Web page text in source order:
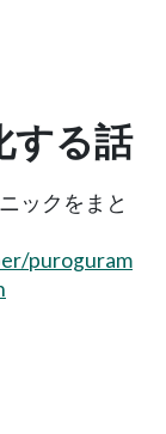
する話
ックをまと
puroguram